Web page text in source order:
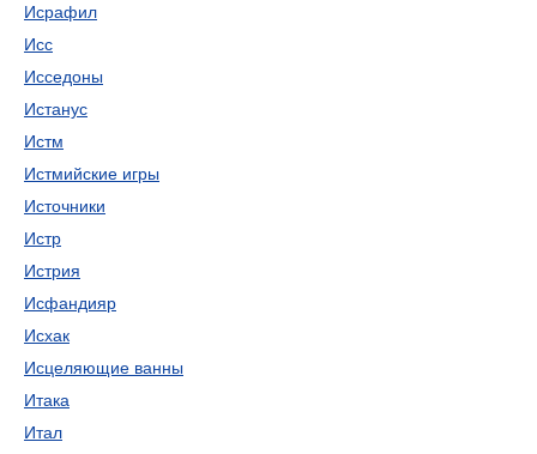
Исрафил
Исс
Исседоны
Истанус
Истм
Истмийские игры
Источники
Истр
Истрия
Исфандияр
Исхак
Исцеляющие ванны
Итака
Итал